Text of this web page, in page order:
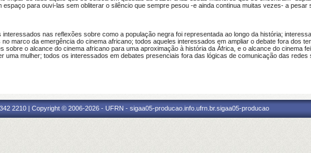
espaço para ouvi-las sem obliterar o silêncio que sempre pesou -e ainda continua muitas vezes- a pesar
interessados nas reflexões sobre como a população negra foi representada ao longo da história;
marco da emergência do cinema africano; todos aqueles interessados em ampliar o debate fora dos
o alcance do cinema africano para uma aproximação à história da África, e o alcance do cinema
mulher; todos os interessados em debates presenciais fora das lógicas de comunicação das redes
2210 | Copyright © 2006-2026 - UFRN - sigaa05-producao.info.ufrn.br.sigaa05-producao